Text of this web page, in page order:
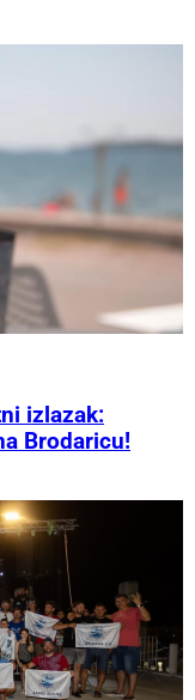
izlazak:
Brodaricu!